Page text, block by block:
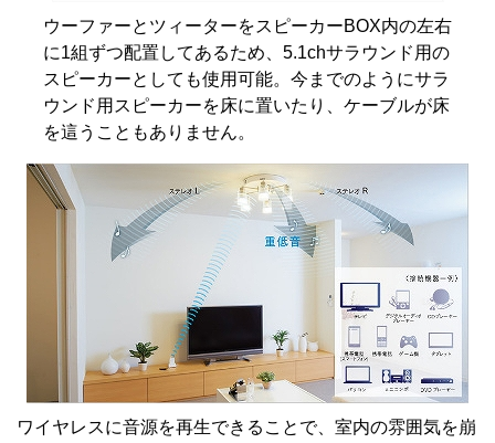
ウーファーとツィーターをスピーカーBOX内の左右
に1組ずつ配置してあるため、5.1chサラウンド用の
スピーカーとしても使用可能。今までのようにサラ
ウンド用スピーカーを床に置いたり、ケーブルが床
を這うこともありません。
ワイヤレスに音源を再生できることで、室内の雰囲気を崩